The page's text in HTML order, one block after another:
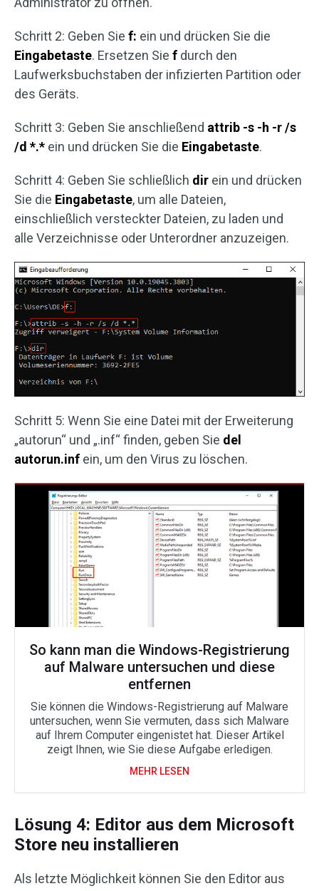
Schritt 2: Geben Sie f: ein und drücken Sie die
Eingabetaste. Ersetzen Sie f durch den
Laufwerksbuchstaben der infizierten Partition oder
des Geräts.
Schritt 3: Geben Sie anschließend attrib -s -h -r /s
/d *.* ein und drücken Sie die Eingabetaste.
Schritt 4: Geben Sie schließlich dir ein und drücken
Sie die Eingabetaste, um alle Dateien,
einschließlich versteckter Dateien, zu laden und
alle Verzeichnisse oder Unterordner anzuzeigen.
Schritt 5: Wenn Sie eine Datei mit der Erweiterung
„autorun“ und „.inf“ finden, geben Sie del
autorun.inf ein, um den Virus zu löschen.
So kann man die Windows-Registrierung
auf Malware untersuchen und diese
entfernen
Sie können die Windows-Registrierung auf Malware
untersuchen, wenn Sie vermuten, dass sich Malware
auf Ihrem Computer eingenistet hat. Dieser Artikel
zeigt Ihnen, wie Sie diese Aufgabe erledigen.
MEHR LESEN
Lösung 4: Editor aus dem Microsoft
Store neu installieren
Als letzte Möglichkeit können Sie den Editor aus